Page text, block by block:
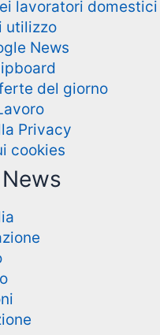
lavoratori domestici
utilizzo
News
del giorno
Privacy
cookies